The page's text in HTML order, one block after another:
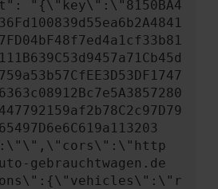
gebrauchtwagen.de